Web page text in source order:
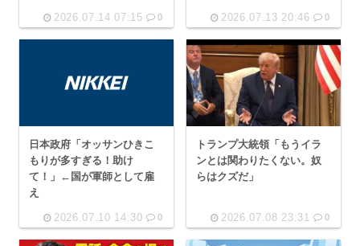
2026.07.14 07:15 0 2026.07.13 20:46 0
日本政府「オッサンひきこ
もりが多すぎる！助け
て！」←国が軍師として雇
え
2026.07.10 14:30 0
トランプ大統領「もうイラ
ンとは関わりたくない。奴
らはクズだ」
2026.07.08 23:31 0